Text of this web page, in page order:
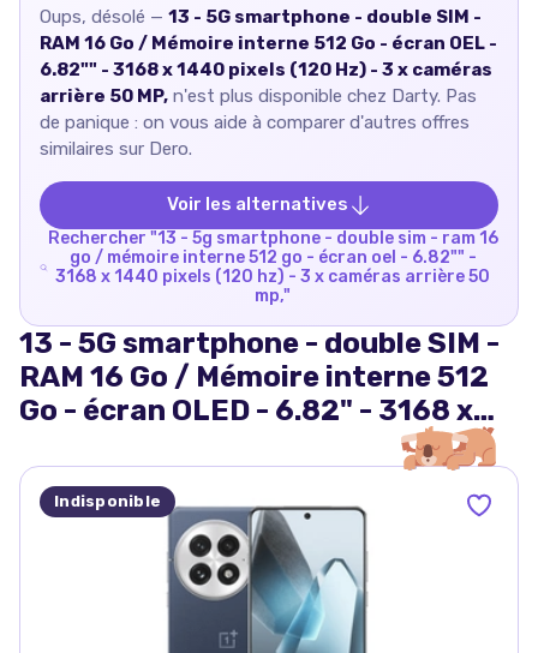
Oups, désolé — 13 - 5G smartphone - double SIM -
RAM 16 Go / Mémoire interne 512 Go - écran OEL -
6.82"" - 3168 x 1440 pixels (120 Hz) - 3 x caméras
arrière 50 MP, n'est plus disponible chez Darty. Pas
de panique : on vous aide à comparer d'autres offres
similaires sur Dero.
Voir les alternatives
Rechercher "13 - 5g smartphone - double sim - ram 16
go / mémoire interne 512 go - écran oel - 6.82"" -
3168 x 1440 pixels (120 hz) - 3 x caméras arrière 50
mp,"
13 - 5G smartphone - double SIM -
RAM 16 Go / Mémoire interne 512
Go - écran OLED - 6.82" - 3168 x
1440 pixels (120 Hz) - 3 x caméras
arrière 50 MP,
Indisponible